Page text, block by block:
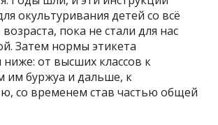
окультуривания детей со всё
пока не стали для нас
Затем нормы этикета
ниже: от высших классов к
буржуа и дальше, к
со временем став частью общей